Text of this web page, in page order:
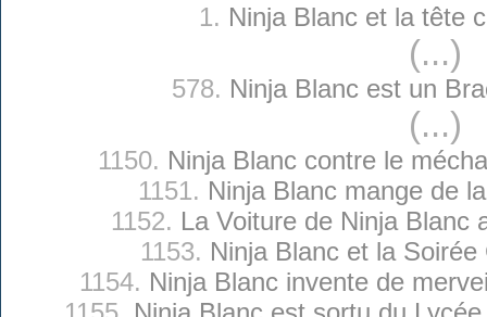
1. Ninja Blanc et la tête
(...)
578. Ninja Blanc est un
(...)
1150. Ninja Blanc contre le
1151. Ninja Blanc mange de
1152. La Voiture de Ninja Blanc
1153. Ninja Blanc et la Soirée
1154. Ninja Blanc invente de